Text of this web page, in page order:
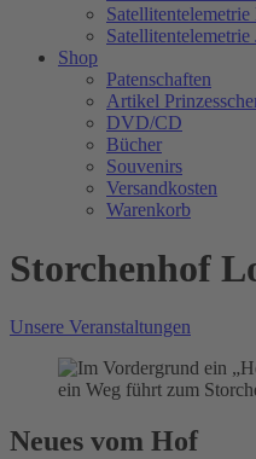
Satellitentelemetrie
Satellitentelemetrie
Shop
Patenschaften
Artikel
DVD/CD
Bücher
Souvenirs
Versandkosten
Warenkorb
Storchenhof
Unsere Veranstaltungen
Neues vom Hof